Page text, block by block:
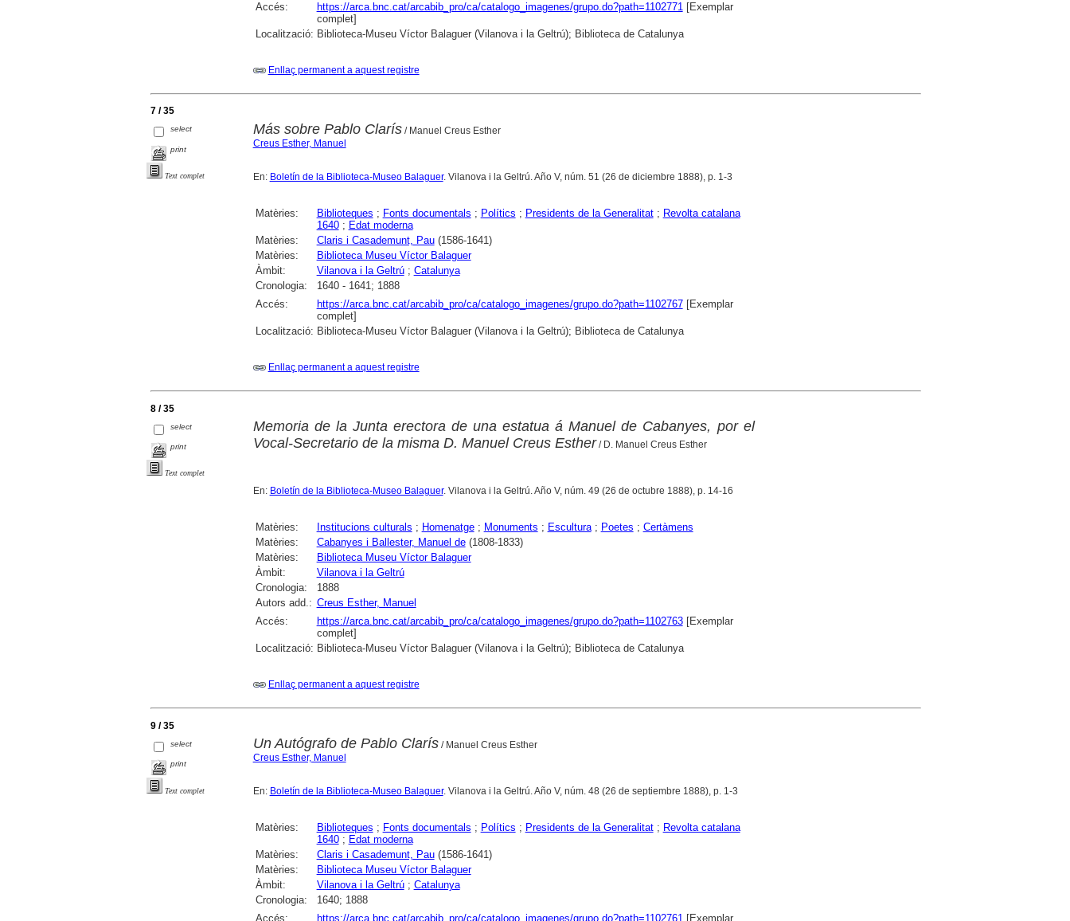
Accés:
https://arca.bnc.cat/arcabib_pro/ca/catalogo_imagenes/grupo.do?path=1102771 [Exemplar
complet]
Localització: Biblioteca-Museu Víctor Balaguer (Vilanova i la Geltrú); Biblioteca de Catalunya
Enllaç permanent a aquest registre
7 / 35
select
print
Text complet
Más sobre Pablo Clarís/ Manuel Creus Esther
Creus Esther, Manuel
En: Boletín de la Biblioteca-Museo Balaguer. Vilanova i la Geltrú. Año V, núm. 51 (26 de diciembre 1888), p. 1-3
Matèries: Biblioteques ; Fonts documentals ; Polítics ; Presidents de la Generalitat; Revolta catalana
1640; Edat moderna
Matèries:
Claris i Casademunt, Pau(1586-1641)
Matèries:
Biblioteca Museu Víctor Balaguer
Àmbit:
Vilanova i la Geltrú; Catalunya
Cronologia:
1640 - 1641; 1888
Accés:
https://arca.bnc.cat/arcabib_pro/ca/catalogo_imagenes/grupo.do?path=1102767[Exemplar
complet]
Localització: Biblioteca-Museu Víctor Balaguer (Vilanova i la Geltrú); Biblioteca de Catalunya
Enllaç permanent a aquest registre
8 / 35
select
print
Text complet
Memoria de la Junta erectora de una estatua á Manuel de Cabanyes, por el
Vocal-Secretario de la misma D. Manuel Creus Esther/ D. Manuel Creus Esther
En: Boletín de la Biblioteca-Museo Balaguer. Vilanova i la Geltrú. Año V, núm. 49 (26 de octubre 1888), p. 14-16
Matèries: Institucions culturals ; Homenatge; Monuments ; Escultura; Poetes ; Certàmens
Matèries:
Cabanyes i Ballester, Manuel de(1808-1833)
Matèries:
Biblioteca Museu Víctor Balaguer
Àmbit:
Vilanova i la Geltrú
Cronologia:
1888
Autors add.: Creus Esther, Manuel
Accés:
https://arca.bnc.cat/arcabib_pro/ca/catalogo_imagenes/grupo.do?path=1102763[Exemplar
complet]
Localització: Biblioteca-Museu Víctor Balaguer (Vilanova i la Geltrú); Biblioteca de Catalunya
Enllaç permanent a aquest registre
9 / 35
select
print
Text complet
Un Autógrafo de Pablo Clarís/ Manuel Creus Esther
Creus Esther, Manuel
En: Boletín de la Biblioteca-Museo Balaguer. Vilanova i la Geltrú. Año V, núm. 48 (26 de septiembre 1888), p. 1-3
Matèries: Biblioteques ; Fonts documentals ; Polítics ; Presidents de la Generalitat; Revolta catalana
1640; Edat moderna
Matèries:
Claris i Casademunt, Pau(1586-1641)
Matèries:
Biblioteca Museu Víctor Balaguer
Àmbit:
Vilanova i la Geltrú; Catalunya
Cronologia:
1640; 1888
Accés:
https://arca.bnc.cat/arcabib_pro/ca/catalogo_imagenes/grupo.do?path=1102761 [Exemplar